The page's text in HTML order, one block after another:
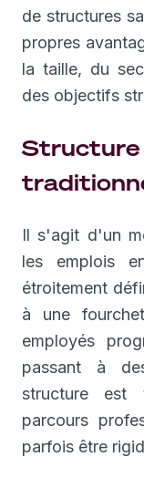
de structures
propres
la taille, du
des objectifs
Il s'agit d'un
les emplois
étroitement
à une
employés
passant à
structure est
parcours
parfois être